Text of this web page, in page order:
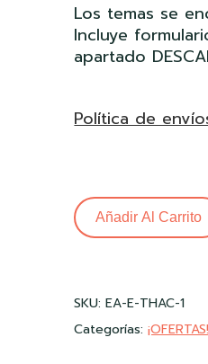
Los temas se
Incluye
apartado
Política de
Añadir Al Carrito
SKU:EA-E-THAC-1
Categorías: